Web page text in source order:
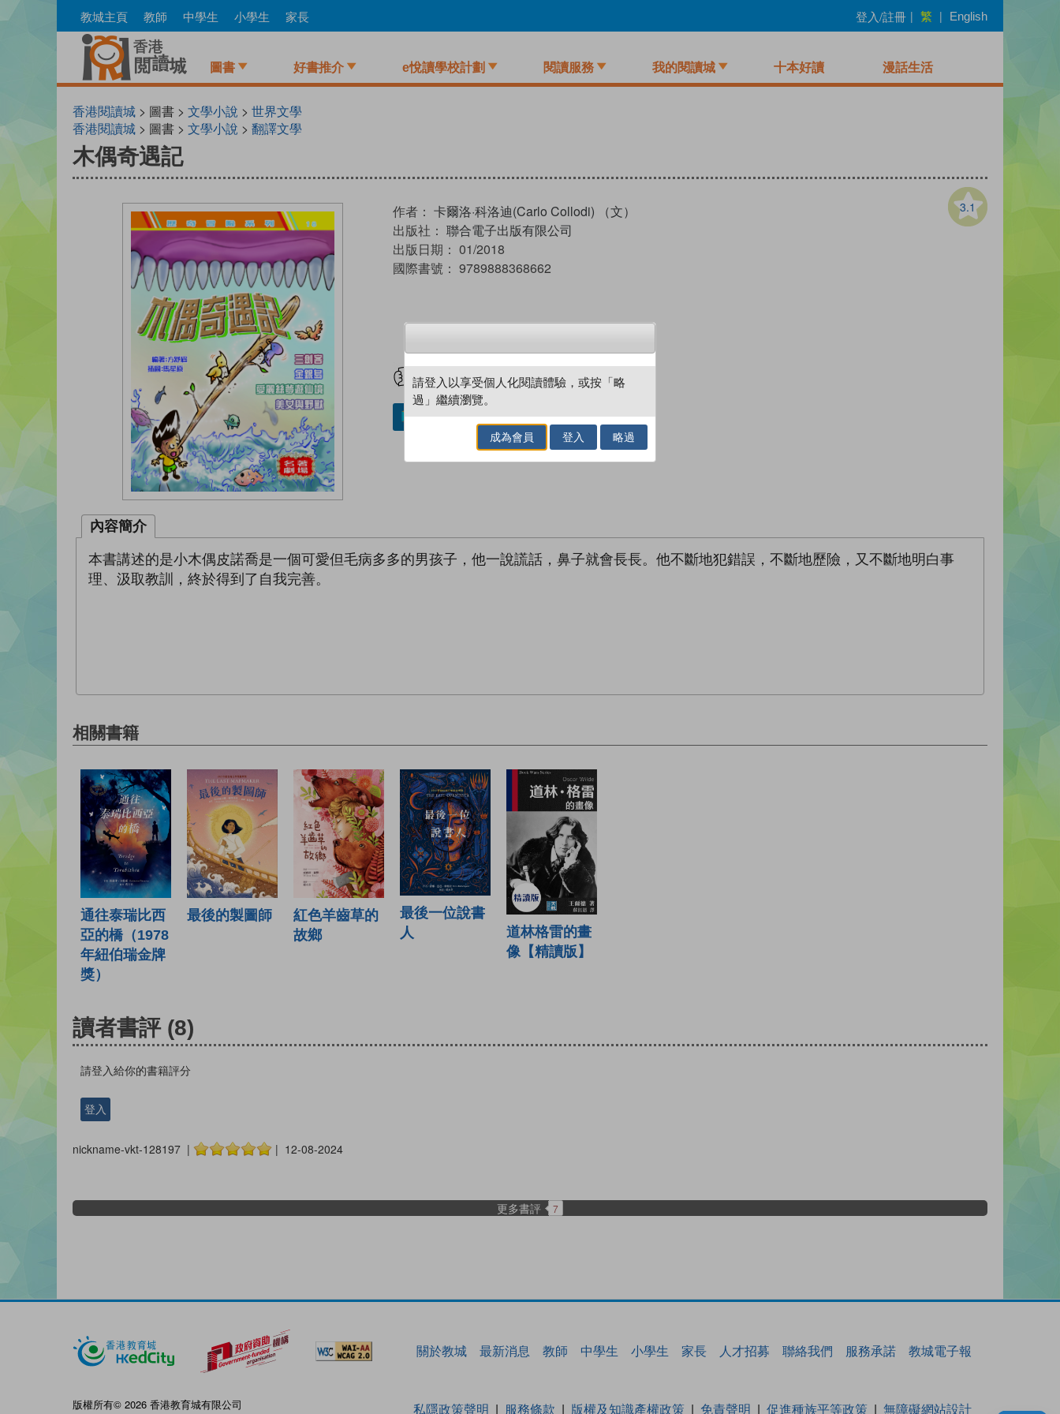
to
教城主頁 教師 中學生 小學生 家長 登入/註冊 | 繁 | English
圖書 好書推介 e悅讀學校計劃 閱讀服務 我的閱讀城 十本好讀 漫話生活
香港閱讀城 > 圖書 > 文學小說 > 世界文學
香港閱讀城 > 圖書 > 文學小說 > 翻譯文學
木偶奇遇記
3.1
作者： 卡爾洛·科洛迪(Carlo Collodi) （文）
出版社： 聯合電子出版有限公司
出版日期： 01/2018
國際書號： 9789888368662
試閲 加入閱讀紀錄
加入／閱讀電子書
內容簡介
本書講述的是小木偶皮諾喬是一個可愛但毛病多多的男孩子，他一說謊話，鼻子就會長長。他不斷地犯錯誤，不斷地歷險，又不斷地明白事
理、汲取教訓，終於得到了自我完善。
相關書籍
通往泰瑞比西
亞的橋（1978
年紐伯瑞金牌
獎）
最後的製圖師
紅色羊齒草的
故鄉
最後一位說書
人
道林格雷的畫
像【精讀版】
讀者書評 (8)
請登入給你的書籍評分
登入
nickname-vkt-128197 | | 12-08-2024
更多書評 7
關於教城 最新消息 教師 中學生 小學生 家長 人才招募 聯絡我們 服務承諾 教城電子報
版權所有© 2026 香港教育城有限公司 私隱政策聲明 服務條款 版權及知識產權政策 免責聲明 促進種族平等政策 無障礙網站設計
請登入以享受個人化閱讀體驗，或按「略
過」繼續瀏覽。
成為會員 登入 略過